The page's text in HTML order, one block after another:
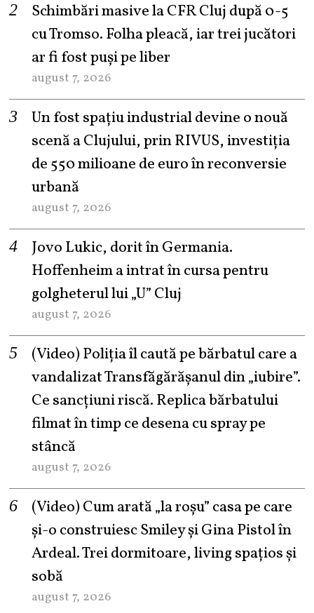
Schimbări masive la CFR Cluj după 0-5
cu Tromso. Folha pleacă, iar trei jucători
ar fi fost puși pe liber
august 7, 2026
Un fost spațiu industrial devine o nouă
scenă a Clujului, prin RIVUS, investiția
de 550 milioane de euro în reconversie
urbană
august 7, 2026
Jovo Lukic, dorit în Germania.
Hoffenheim a intrat în cursa pentru
golgheterul lui „U” Cluj
august 7, 2026
(Video) Poliția îl caută pe bărbatul care a
vandalizat Transfăgărășanul din „iubire”.
Ce sancțiuni riscă. Replica bărbatului
filmat în timp ce desena cu spray pe
stâncă
august 7, 2026
(Video) Cum arată „la roşu” casa pe care
şi-o construiesc Smiley şi Gina Pistol în
Ardeal. Trei dormitoare, living spațios și
sobă
august 7, 2026